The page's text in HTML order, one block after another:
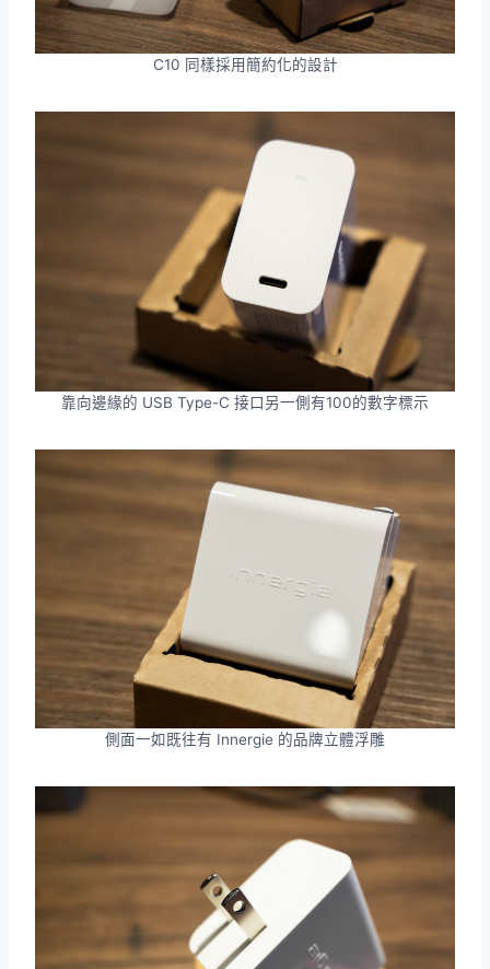
C10 同樣採用簡約化的設計
靠向邊緣的 USB Type-C 接口另一側有100的數字標示
側面一如既往有 Innergie 的品牌立體浮雕